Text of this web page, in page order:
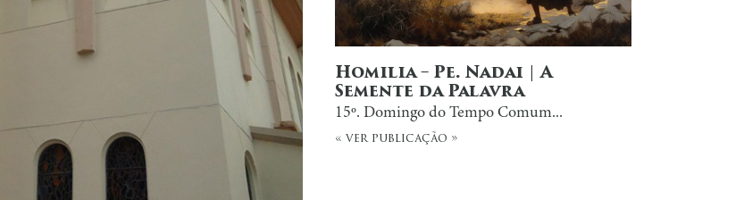
Homilia – Pe. Nadai | A
Semente da Palavra
15º. Domingo do Tempo Comum...
« ver publicação »